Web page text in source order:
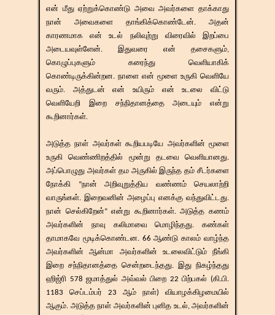
என் மீது ஏற்றுக்கொண்டு அவை அவர்களை தாக்காது
நான் அவைகளை தாங்கிக்கொண்டேன். அதன்
காரணமாக என் உடல் நலிவுற்று விரைவில் இறப்பை
அடையவுள்ளேன். இதுவரை என் தசைகளும்,
கொழுப்புகளும் கரைந்து வெளியாகிக்
கொண்டிருக்கின்றன. நாளை என் மூளை உருகி வெளியே
வரும். அத்துடன் என் உயிரும் என் உடலை விட்டு
வெளியேறி இறை சந்நிதானத்தை அடையும் என்று
கூறினார்கள்.
அடுத்த நாள் அவர்கள் கூறியபடியே அவர்களின் மூளை
உருகி வெண்ணிறத்தில் மூன்று தடவை வெளியானது.
அப்பொழுது அவர்கள் தம அருகில் இருந்த தம் சீடர்களை
நோக்கி “நான் அறிவுறுத்திய வண்ணம் செயலாற்றி
வாருங்கள். இறைவனின் அழைப்பு எனக்கு வந்துவிட்டது.
நான் செல்கிறேன்” என்று கூறினார்கள். அடுத்த கணம்
அவர்களின் நாவு கலிமாவை மொழிந்தது. கண்கள்
தாமாகவே மூடிக்கொண்டன. 66 ஆண்டு காலம் வாழ்ந்த
அவர்களின் ஆன்மா அவர்களின் உடலைவிட்டும் நீங்கி
இறை சந்நிதானத்தை சென்றடைந்தது. இது நிகழ்ந்தது
ஹிஜ்ரி 578 ஜமாத்துல் அவ்வல் பிறை 22 பிற்பகல் (கி.பி.
1183 செப்டம்பர் 23 ஆம் நாள்) வியாழக்கிழமையில்
ஆகும். அடுத்த நாள் அவர்களின் புனித உடல், அவர்களின்